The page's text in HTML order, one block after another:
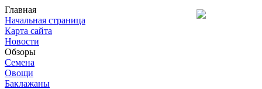
Главная
Начальная страница
Карта сайта
Новости
Обзоры
Семена
Овощи
Баклажаны